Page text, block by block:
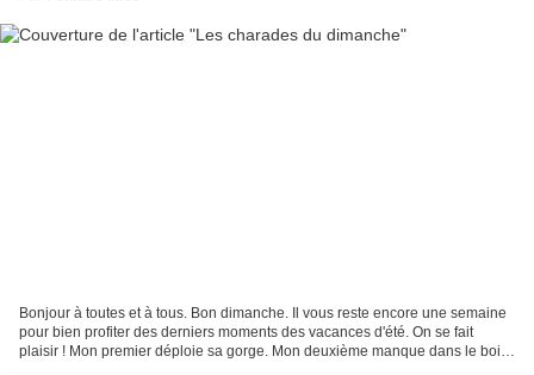
Bonjour à toutes et à tous. Bon dimanche. Il vous reste encore une semaine
pour bien profiter des derniers moments des vacances d'été. On se fait
plaisir ! Mon premier déploie sa gorge. Mon deuxième manque dans le bois